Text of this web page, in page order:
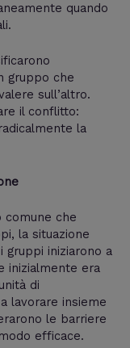
quando
gruppo che
sull’altro.
il conflitto:
la
comune che
la situazione
gruppi iniziarono a
inizialmente era
di
lavorare insieme
le barriere
efficace.